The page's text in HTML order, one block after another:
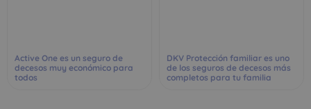
Active One es un seguro de
decesos muy económico para
todos
DKV Protección familiar es uno
de los seguros de decesos más
completos para tu familia